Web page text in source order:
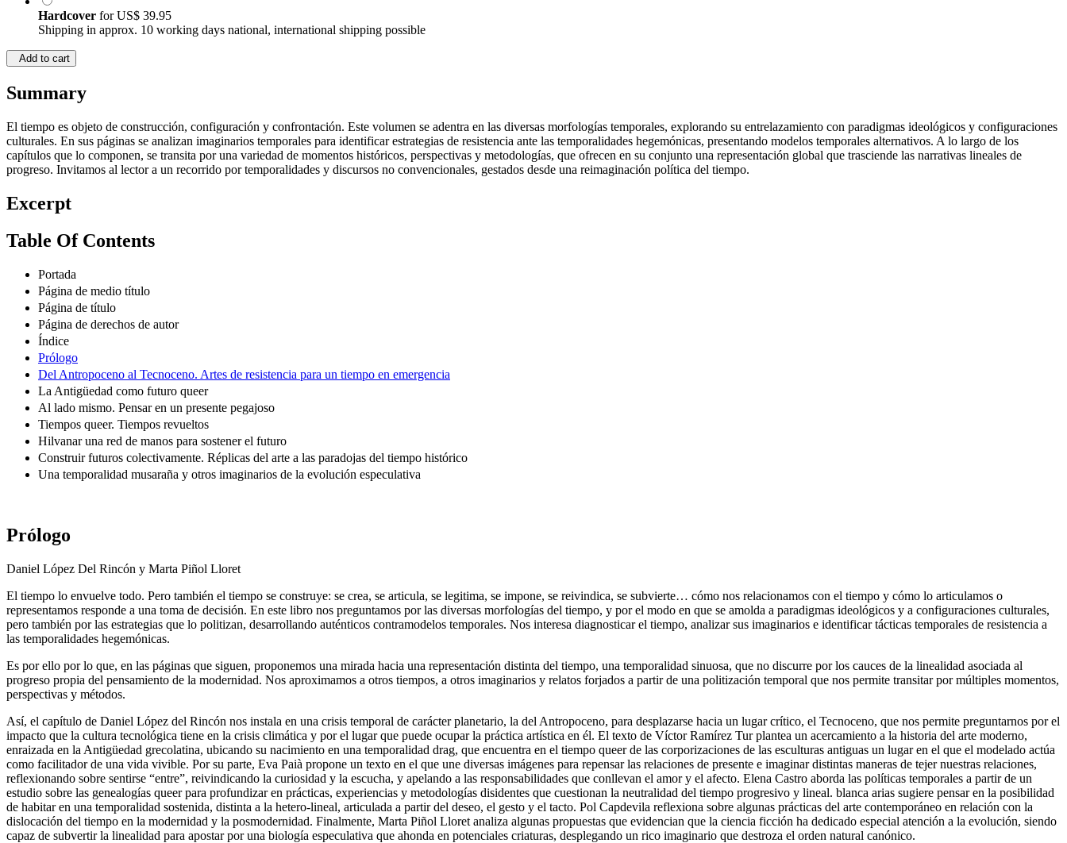
Hardcover forUS$ 39.95
Shipping in approx. 10 working days national, international shipping possible
Add to cart
Summary
El tiempo es objeto de construcción, configuración y confrontación. Este volumen se adentra en las diversas morfologías temporales, explorando su entrelazamiento con paradigmas ideológicos y configuraciones
culturales. En sus páginas se analizan imaginarios temporales para identificar estrategias de resistencia ante las temporalidades hegemónicas, presentando modelos temporales alternativos. A lo largo de los
capítulos que lo componen, se transita por una variedad de momentos históricos, perspectivas y metodologías, que ofrecen en su conjunto una representación global que trasciende las narrativas lineales de
progreso. Invitamos al lector a un recorrido por temporalidades y discursos no convencionales, gestados desde una reimaginación política del tiempo.
Excerpt
Table Of Contents
Portada
Página de medio título
Página de título
Página de derechos de autor
Índice
Prólogo
Del Antropoceno al Tecnoceno. Artes de resistencia para un tiempo en emergencia
La Antigüedad como futuro queer
Al lado mismo. Pensar en un presente pegajoso
Tiempos queer. Tiempos revueltos
Hilvanar una red de manos para sostener el futuro
Construir futuros colectivamente. Réplicas del arte a las paradojas del tiempo histórico
Una temporalidad musaraña y otros imaginarios de la evolución especulativa
Prólogo
Daniel López Del Rincón y Marta Piñol Lloret
El tiempo lo envuelve todo. Pero también el tiempo se construye: se crea, se articula, se legitima, se impone, se reivindica, se subvierte… cómo nos relacionamos con el tiempo y cómo lo articulamos o
representamos responde a una toma de decisión. En este libro nos preguntamos por las diversas morfologías del tiempo, y por el modo en que se amolda a paradigmas ideológicos y a configuraciones culturales,
pero también por las estrategias que lo politizan, desarrollando auténticos contramodelos temporales. Nos interesa diagnosticar el tiempo, analizar sus imaginarios e identificar tácticas temporales de resistencia a
las temporalidades hegemónicas.
Es por ello por lo que, en las páginas que siguen, proponemos una mirada hacia una representación distinta del tiempo, una temporalidad sinuosa, que no discurre por los cauces de la linealidad asociada al
progreso propia del pensamiento de la modernidad. Nos aproximamos a otros tiempos, a otros imaginarios y relatos forjados a partir de una politización temporal que nos permite transitar por múltiples momentos,
perspectivas y métodos.
Así, el capítulo de Daniel López del Rincón nos instala en una crisis temporal de carácter planetario, la del Antropoceno, para desplazarse hacia un lugar crítico, el Tecnoceno, que nos permite preguntarnos por el
impacto que la cultura tecnológica tiene en la crisis climática y por el lugar que puede ocupar la práctica artística en él. El texto de Víctor Ramírez Tur plantea un acercamiento a la historia del arte moderno,
enraizada en la Antigüedad grecolatina, ubicando su nacimiento en una temporalidad drag, que encuentra en el tiempo queerde las corporizaciones de las esculturas antiguas un lugar en el que el modelado actúa
como facilitador de una vida vivible. Por su parte, Eva Paià propone un texto en el que une diversas imágenes para repensar las relaciones de presente e imaginar distintas maneras de tejer nuestras relaciones,
reflexionando sobre sentirse “entre”, reivindicando la curiosidad y la escucha, y apelando a las responsabilidades que conllevan el amor y el afecto. Elena Castro aborda las políticas temporales a partir de un
estudio sobre las genealogías queerpara profundizar en prácticas, experiencias y metodologías disidentes que cuestionan la neutralidad del tiempo progresivo y lineal. blanca arias sugiere pensar en la posibilidad
de habitar en una temporalidad sostenida, distinta a la hetero-lineal, articulada a partir del deseo, el gesto y el tacto. Pol Capdevila reflexiona sobre algunas prácticas del arte contemporáneo en relación con la
dislocación del tiempo en la modernidad y la posmodernidad. Finalmente, Marta Piñol Lloret analiza algunas propuestas que evidencian que la ciencia ficción ha dedicado especial atención a la evolución, siendo
capaz de subvertir la linealidad para apostar por una biología especulativa que ahonda en potenciales criaturas, desplegando un rico imaginario que destroza el orden natural canónico.